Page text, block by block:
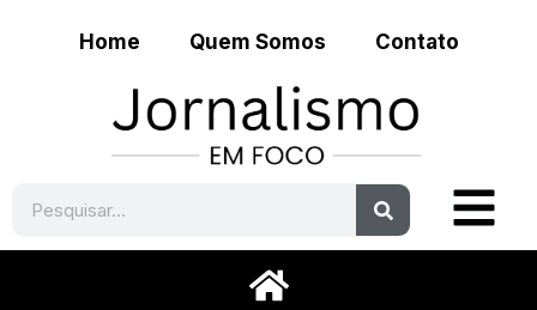
Home Quem Somos Contato